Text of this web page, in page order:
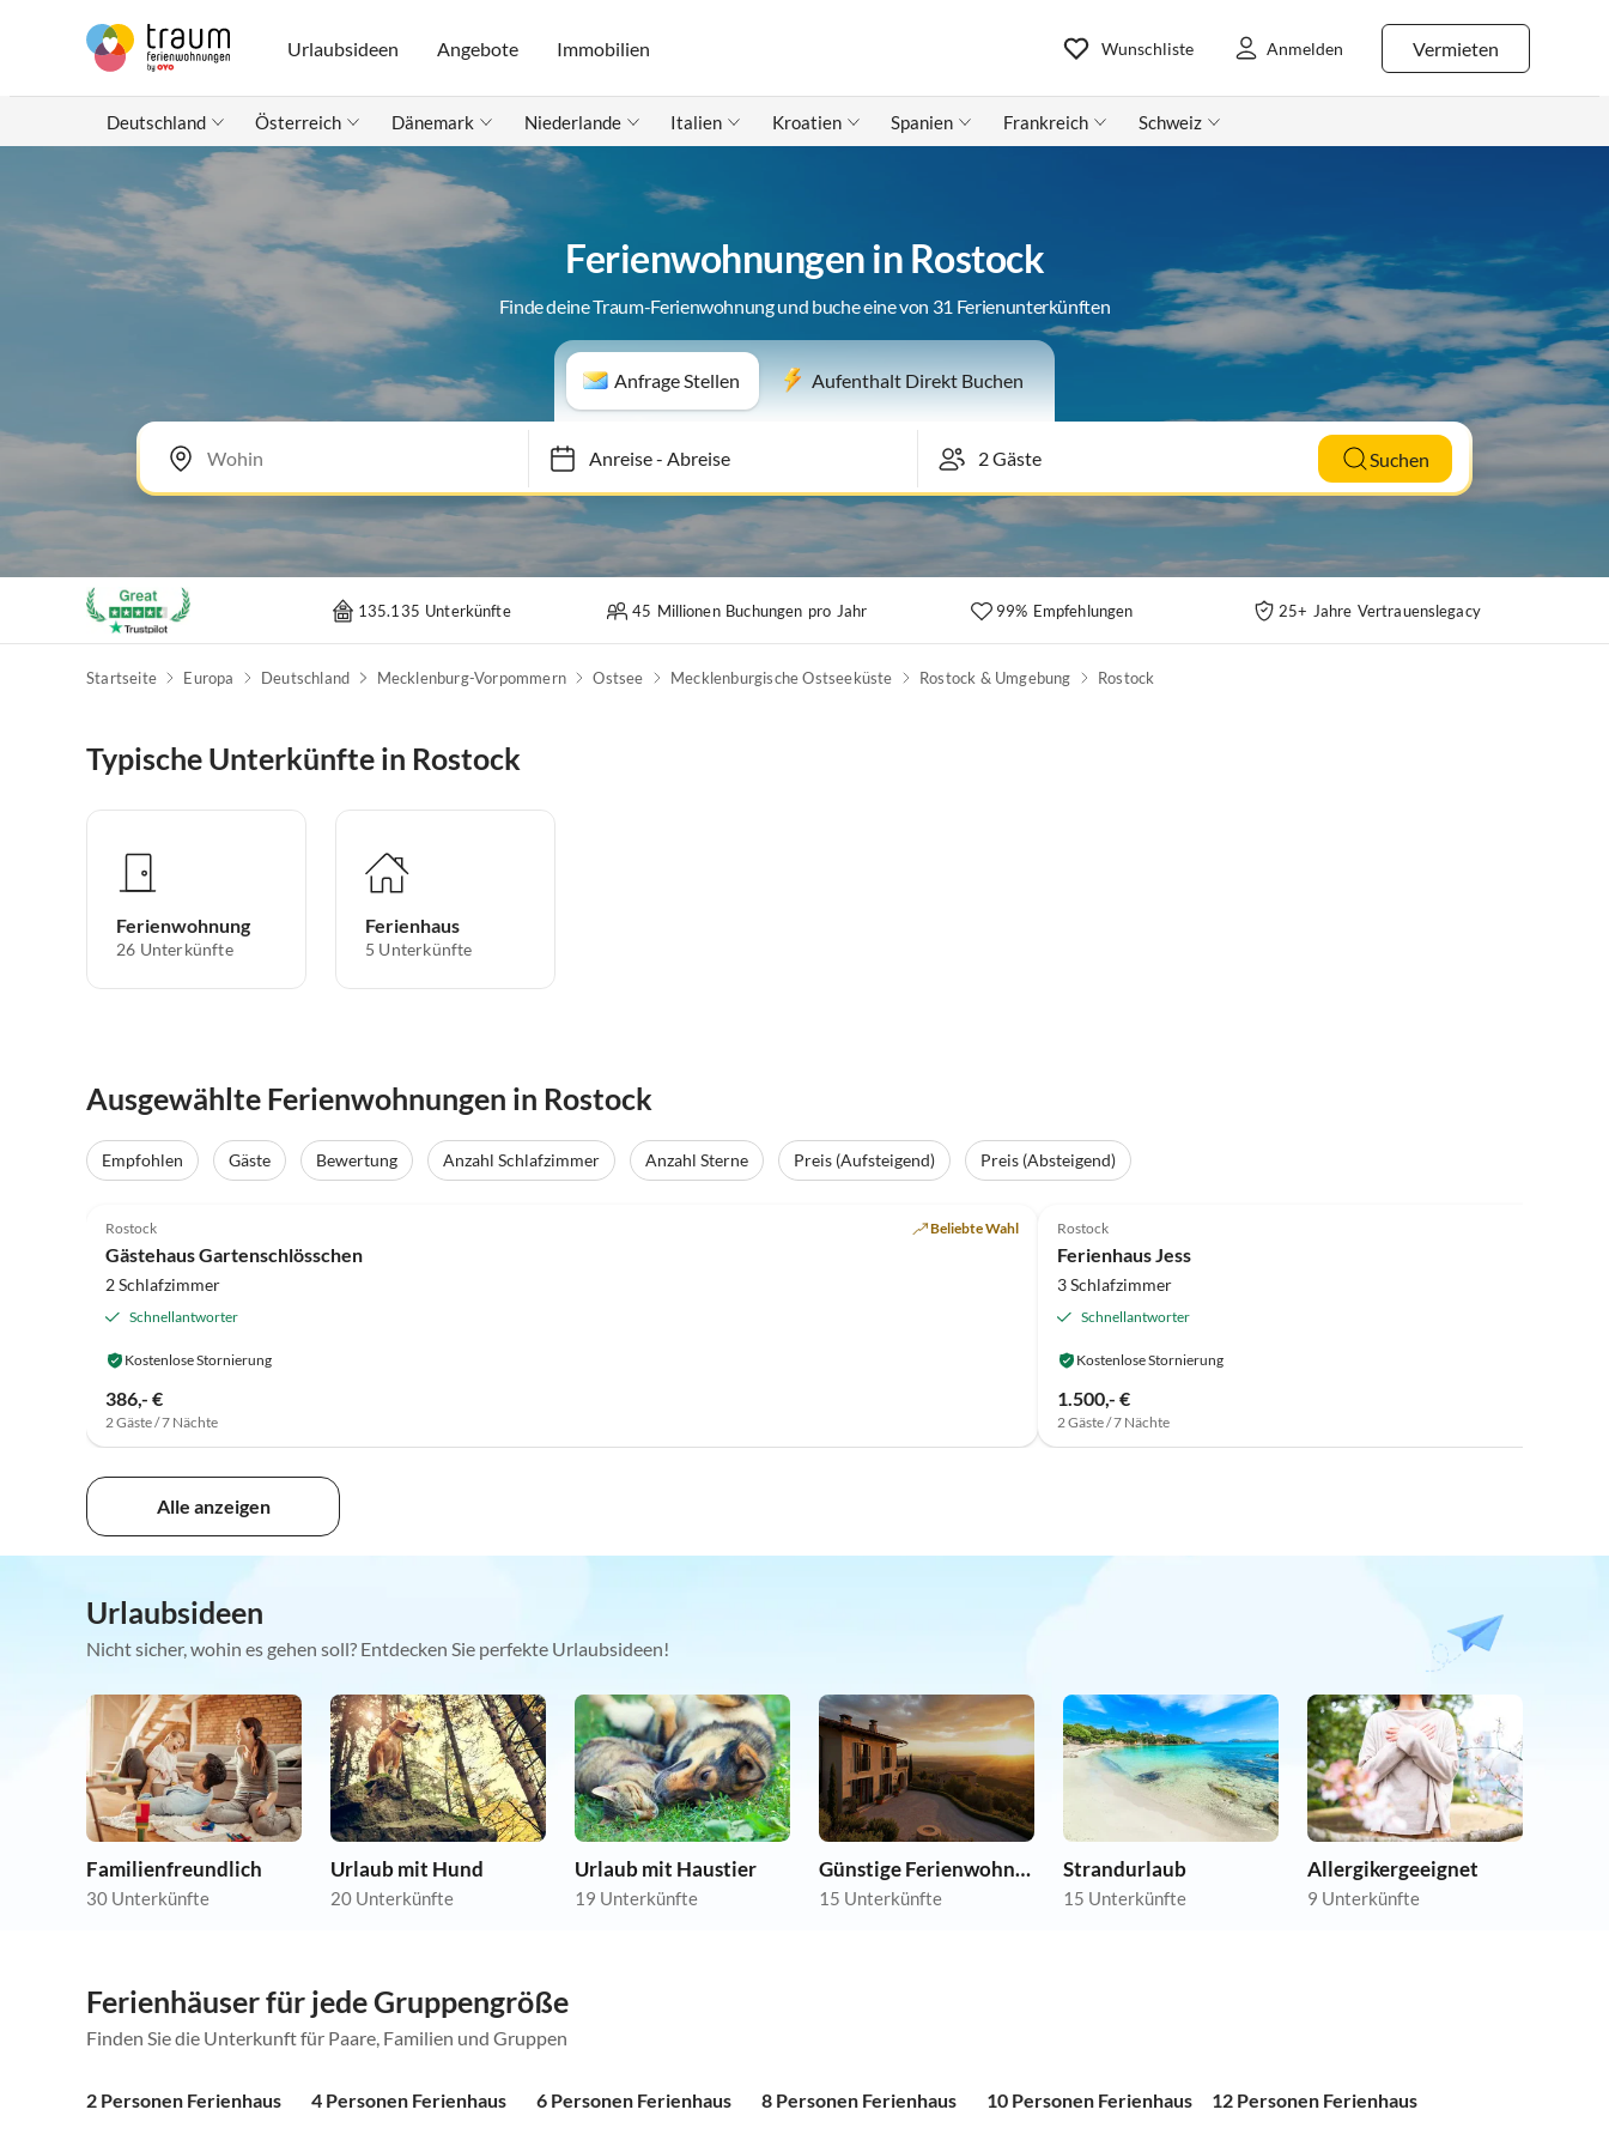
Urlaubsideen Angebote Immobilien Vermieten
Wunschliste Anmelden
Deutschland Österreich Dänemark Niederlande Italien Kroatien Spanien Frankreich Schweiz
Ferienwohnungen in Rostock
Finde deine Traum-Ferienwohnung und buche eine von 31 Ferienunterkünften
Anfrage Stellen Aufenthalt Direkt Buchen
Anreise- Abreise Suchen
135.135 Unterkünfte 45 Millionen Buchungen pro Jahr 99% Empfehlungen 25+ Jahre Vertrauenslegacy
Startseite Europa Deutschland Mecklenburg-Vorpommern Ostsee Mecklenburgische Ostseeküste Rostock & Umgebung Rostock
Typische Unterkünfte in Rostock
Ferienwohnung
26 Unterkünfte
Ferienhaus
5 Unterkünfte
Ausgewählte Ferienwohnungen in Rostock
Empfohlen Gäste Bewertung Anzahl Schlafzimmer Anzahl Sterne Preis (Aufsteigend)
Preis (Absteigend)
Rostock Beliebte Wahl
Gästehaus Gartenschlösschen
2 Schlafzimmer
Schnellantworter
Kostenlose Stornierung
386,- €
2 Gäste / 7 Nächte
Rostock
Ferienhaus Jess
3 Schlafzimmer
Schnellantworter
Kostenlose Stornierung
1.500,- €
2 Gäste / 7 Nächte
Alle anzeigen
Urlaubsideen
Nicht sicher, wohin es gehen soll? Entdecken Sie perfekte Urlaubsideen!
Familienfreundlich
30 Unterkünfte
Urlaub mit Hund
20 Unterkünfte
Urlaub mit Haustier
19 Unterkünfte
Günstige Ferienwohnungen
15 Unterkünfte
Strandurlaub
15 Unterkünfte
Allergikergeeignet
9 Unterkünfte
Ferienhäuser für jede Gruppengröße
Finden Sie die Unterkunft für Paare, Familien und Gruppen
2 Personen Ferienhaus 4 Personen Ferienhaus 6 Personen Ferienhaus 8 Personen Ferienhaus 10 Personen Ferienhaus 12 Personen Ferienhaus